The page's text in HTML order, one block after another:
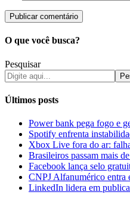
O que você busca?
Pesquisar
Últimos posts
Power bank pega fogo e
Spotify enfrenta
Xbox Live fora do ar:
Brasileiros passam mais
Facebook lança selo
CNPJ Alfanumérico entra
LinkedIn lidera em